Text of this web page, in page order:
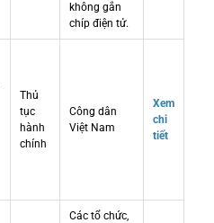
không gắn
chíp điện tử.
Thủ
tục
hành
chính
Công dân
Việt Nam
Xem
chi
tiết
Các tổ chức,